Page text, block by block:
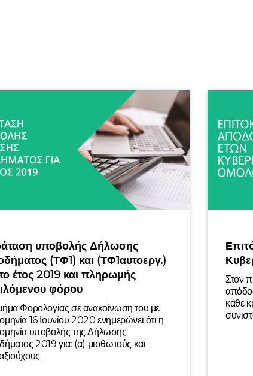
υποβολής Δήλωσης
(ΤΦ1) και (ΤΦ1αυτοεργ.)
έτος 2019 και πληρωμής
φόρου
Φορολογίας σε ανακοίνωση του με
16 Ιουνίου 2020 ενημερώνει ότι η
υποβολής της Δήλωσης
2019 για: (α) μισθωτούς και
Στον
κάθε